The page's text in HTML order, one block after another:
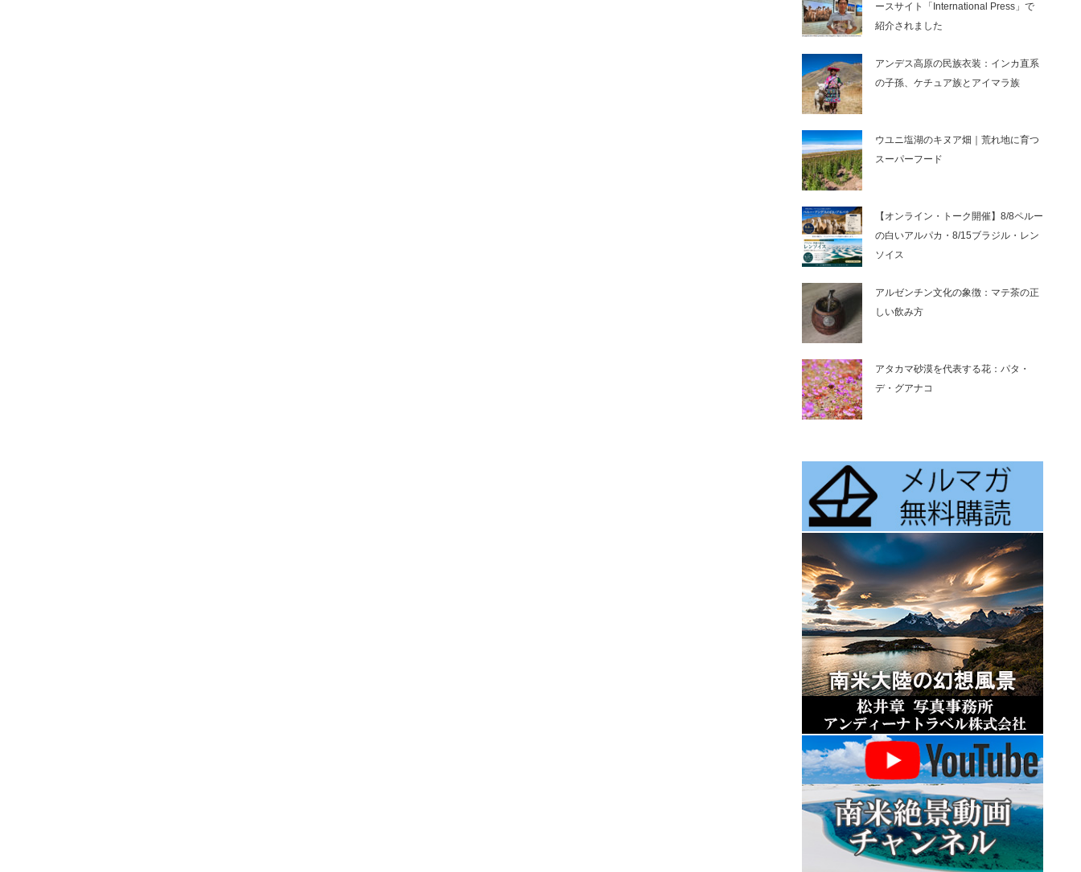
ースサイト「International Press」で
紹介されました
アンデス高原の民族衣装：インカ直系
の子孫、ケチュア族とアイマラ族
ウユニ塩湖のキヌア畑｜荒れ地に育つ
スーパーフード
【オンライン・トーク開催】8/8ペルー
の白いアルパカ・8/15ブラジル・レン
ソイス
アルゼンチン文化の象徴：マテ茶の正
しい飲み方
アタカマ砂漠を代表する花：パタ・
デ・グアナコ